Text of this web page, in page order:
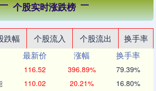
个股实时涨跌榜
跌幅 个股流入 个股流出
换手率
最新价 涨幅
换手率
116.52 396.89% 79.39%
110.02 20.21% 16.80%